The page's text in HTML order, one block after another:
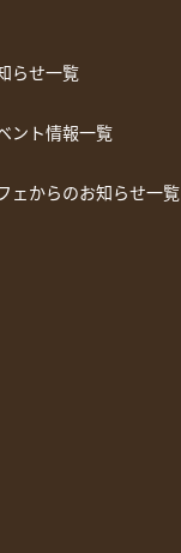
らせ一覧
ント情報一覧
ェからのお知らせ一覧